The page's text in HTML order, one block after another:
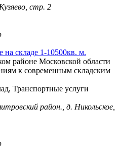
стр. 2
на складе 1-10500кв. м.
районе Московской области
к современным складским
Транспортные услуги
район., д. Никольское,